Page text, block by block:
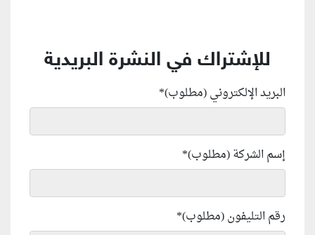
للإشتراك في النشرة البريدية
البريد الإلكتروني (مطلوب)*
إسم الشركة (مطلوب)*
رقم التليفون (مطلوب)*